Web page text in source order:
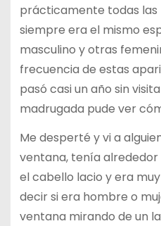
prácticamente todas las
siempre era el mismo
masculino y otras
frecuencia de estas
pasó casi un año sin
madrugada pude ver
Me desperté y vi a
ventana, tenía alrededor
el cabello lacio y era
decir si era hombre o
ventana mirando de un